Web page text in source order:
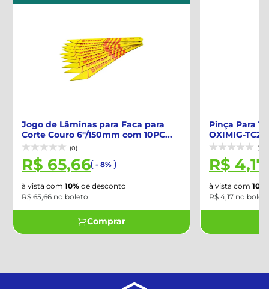
Jogo de Lâminas para Faca para
Corte Couro 6"/150mm com 10PC...
(0)
R$ 65,66 - 8%
à vista com10%de desconto
R$ 65,66 no boleto
Comprar
Pinça Para
OXIMIG-TC211
(0)
R$ 4,17
à vista com10%
R$ 4,17 no boleto